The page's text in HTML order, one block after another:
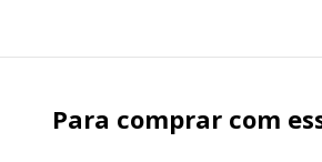
Para comprar com